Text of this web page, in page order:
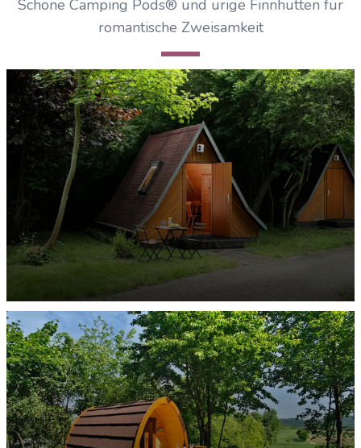
Schöne Camping Pods® und urige Finnhütten für
romantische Zweisamkeit
Finnhütten
ENTDECKEN